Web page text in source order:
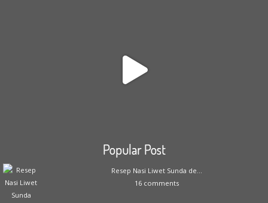
Popular Post
Resep Nasi Liwet Sunda de...
16 comments